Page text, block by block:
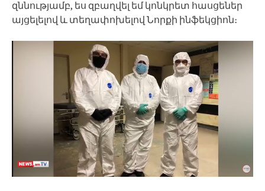
զննությամբ, ես զբաղվել եմ կոնկրետ հասցեներ
այցելելով և տեղափոխելով Նորքի ինֆեկցիոն։